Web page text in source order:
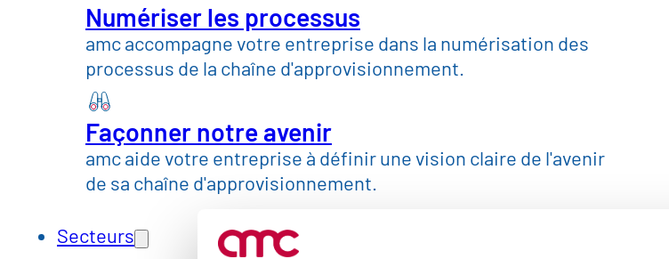
Numériser les processus
amc accompagne votre entreprise dans la numérisation des
processus de la chaîne d'approvisionnement.
Façonner notre avenir
amc aide votre entreprise à définir une vision claire de l'avenir
de sa chaîne d'approvisionnement.
Secteurs